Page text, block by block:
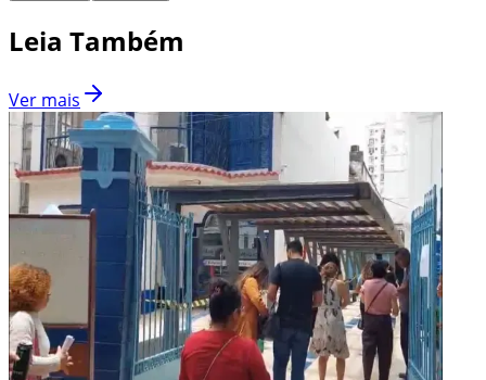
Leia Também
Ver mais